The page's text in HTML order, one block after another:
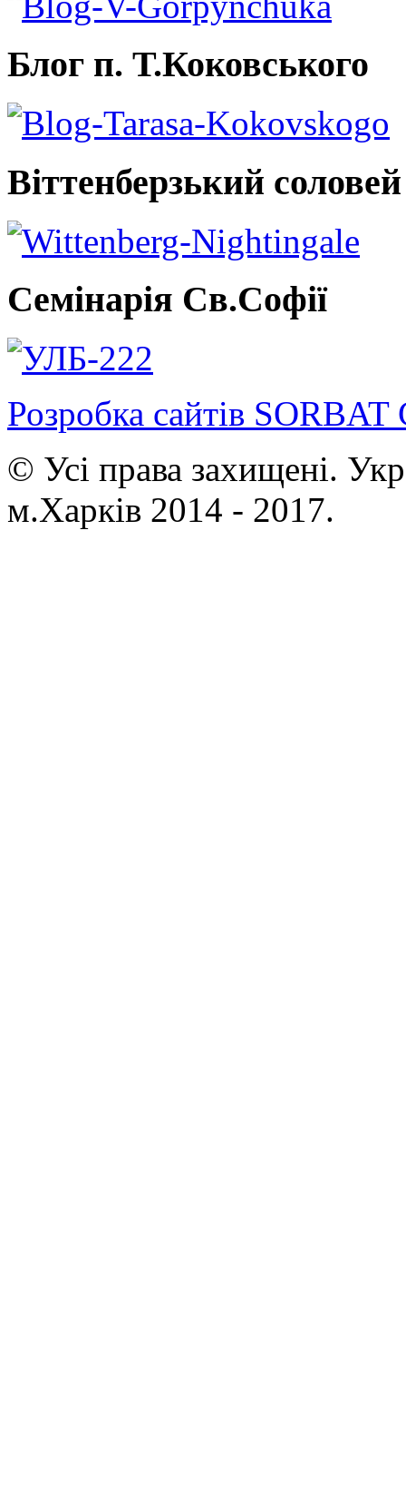
Блог п. Т.Коковського
Віттенберзький соловей
Семінарія Св.Софії
Розробка сайтів SORBAT
© Усі права захищені.
м.Харків 2014 - 2017.